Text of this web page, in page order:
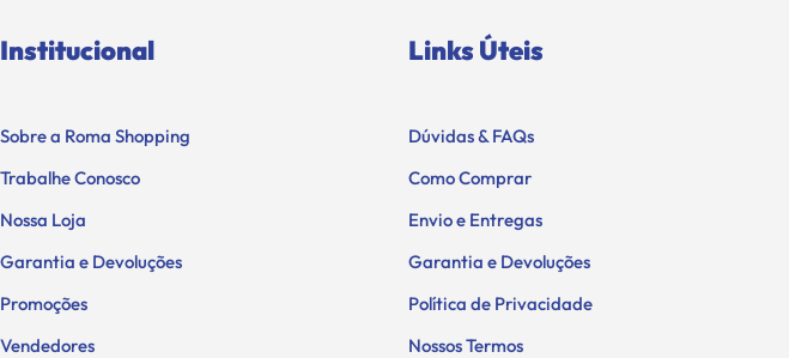
Institucional
Sobre a Roma Shopping
Trabalhe Conosco
Nossa Loja
Garantia e Devoluções
Promoções
Vendedores
Links Úteis
Dúvidas & FAQs
Como Comprar
Envio e Entregas
Garantia e Devoluções
Política de Privacidade
Nossos Termos